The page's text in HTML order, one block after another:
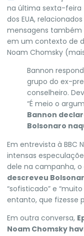
na última sexta-feira
dos EUA,
mensagens também
em um contexto de
Noam Chomsky
Bannon
grupo do ex-
conselheiro.
“É meio o
Bannon
Bolsonaro
Em entrevista à BBC
intensas
dele na campanha, o
descreveu
“sofisticado” e
entanto, que fizesse
Em outra conversa,
Noam Chomsky